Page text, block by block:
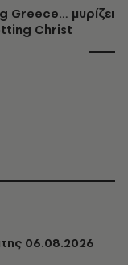
Greece… μυρίζει
Christ
06.08.2026